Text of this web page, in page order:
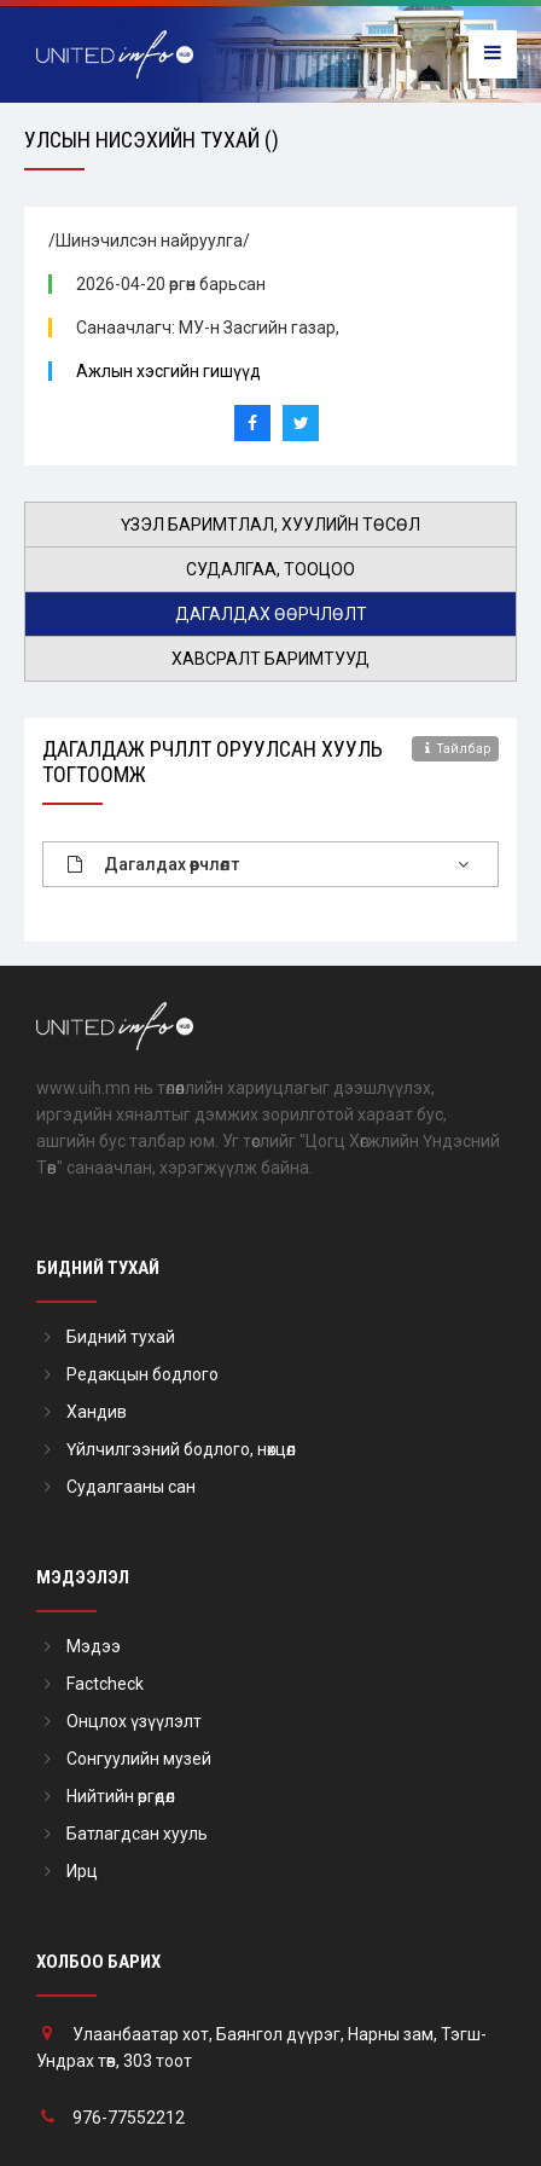
УЛСЫН НИСЭХИЙН ТУХАЙ ()
/Шинэчилсэн найруулга/
2026-04-20 өргөн барьсан
Санаачлагч: МУ-н Засгийн газар,
Ажлын хэсгийн гишүүд
ҮЗЭЛ БАРИМТЛАЛ, ХУУЛИЙН ТӨСӨЛ
СУДАЛГАА, ТООЦОО
ДАГАЛДАХ ӨӨРЧЛӨЛТ
ХАВСРАЛТ БАРИМТУУД
ДАГАЛДАЖ ӨӨРЧЛӨЛТ ОРУУЛСАН ХУУЛЬ
ТОГТООМЖ
Тайлбар
Дагалдах өөрчлөлт
www.uih.mn нь төлөөллийн хариуцлагыг дээшлүүлэх,
иргэдийн хяналтыг дэмжих зорилготой хараат бус,
ашгийн бус талбар юм. Уг төслийг "Цогц Хөгжлийн Үндэсний
Төв" санаачлан, хэрэгжүүлж байна.
БИДНИЙ ТУХАЙ
Бидний тухай
Редакцын бодлого
Хандив
Үйлчилгээний бодлого, нөхцөл
Судалгааны сан
МЭДЭЭЛЭЛ
Мэдээ
Factcheck
Онцлох үзүүлэлт
Сонгуулийн музей
Нийтийн өргөдөл
Батлагдсан хууль
Ирц
ХОЛБОО БАРИХ
Улаанбаатар хот, Баянгол дүүрэг, Нарны зам, Тэгш-
Ундрах төв, 303 тоот
976-77552212